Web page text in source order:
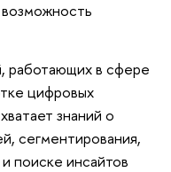
работающих в сфере
цифровых
знаний о
сегментирования,
поиске инсайтов